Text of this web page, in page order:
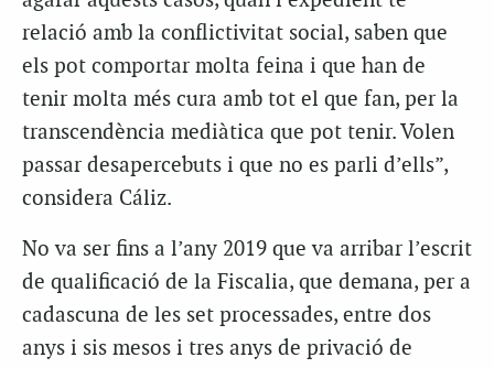
relació amb la conflictivitat social, saben que
els pot comportar molta feina i que han de
tenir molta més cura amb tot el que fan, per la
transcendència mediàtica que pot tenir. Volen
passar desapercebuts i que no es parli d’ells”,
considera Cáliz.
No va ser fins a l’any 2019 que va arribar l’escrit
de qualificació de la Fiscalia, que demana, per a
cadascuna de les set processades, entre dos
anys i sis mesos i tres anys de privació de